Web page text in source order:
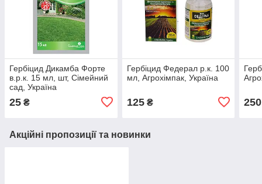
Гербіцид Дикамба Форте
в.р.к. 15 мл, шт, Сімейний
сад, Україна
25 ₴
Гербіцид Федерал р.к. 100
мл, Агрохімпак, Україна
125₴ 250
Акційні пропозиції та новинки